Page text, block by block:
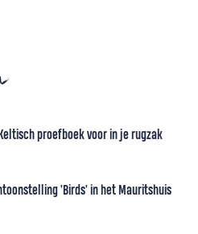
proefboek voor in je rugzak
'Birds' in het Mauritshuis